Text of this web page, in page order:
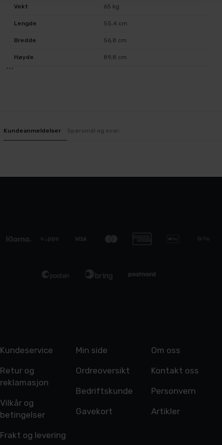
Vekt 65 kg
Lengde 55,4 cm
Bredde 56,8 cm
Høyde 89,8 cm
```
Kundeanmeldelser Spørsmål og svar:
Kundeservice
Retur og
reklamasjon
Vilkår og
betingelser
Frakt og levering
Min side
Ordreoversikt
Bedriftskunde
Gavekort
Om oss
Kontakt oss
Personvern
Artikler